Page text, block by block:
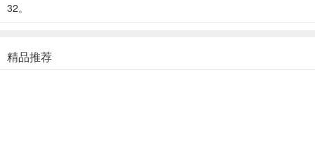
32。
精品推荐